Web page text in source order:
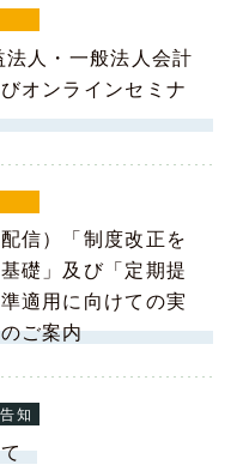
法人・一般法人会計
オンラインセミナ
信）「制度改正を
礎」及び「定期提
適用に向けての実
ご案内
知